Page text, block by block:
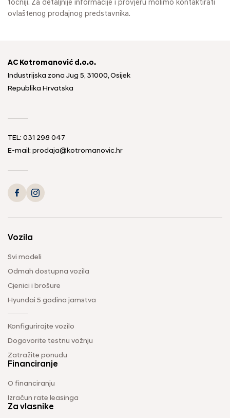
točniji. Za detaljnije informacije i provjeru molimo kontaktirati
ovlaštenog prodajnog predstavnika.
AC Kotromanović d.o.o.
Industrijska zona Jug 5, 31000, Osijek
Republika Hrvatska
TEL: 031 298 047
E-mail: prodaja@kotromanovic.hr
Vozila
Svi modeli
Odmah dostupna vozila
Cjenici i brošure
Hyundai 5 godina jamstva
Konfigurirajte vozilo
Dogovorite testnu vožnju
Zatražite ponudu
Financiranje
O financiranju
Izračun rate leasinga
Za vlasnike